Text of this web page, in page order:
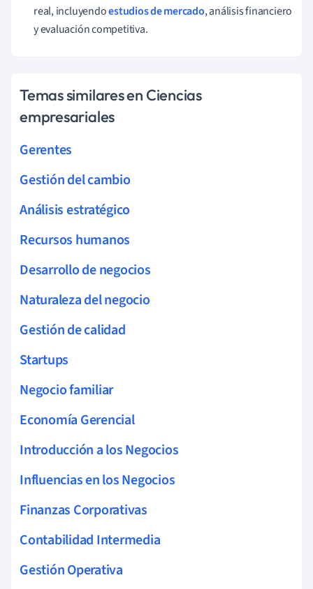
real, incluyendoestudios de mercado, análisis financiero
y evaluación competitiva.
Temas similares en Ciencias
empresariales
Gerentes
Gestión del cambio
Análisis estratégico
Recursos humanos
Desarrollo de negocios
Naturaleza del negocio
Gestión de calidad
Startups
Negocio familiar
Economía Gerencial
Introducción a los Negocios
Influencias en los Negocios
Finanzas Corporativas
Contabilidad Intermedia
Gestión Operativa